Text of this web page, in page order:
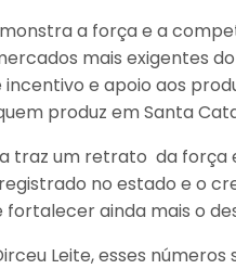
a força e a
mais exigentes
e apoio aos
produz em Santa
traz um retrato da
no estado e o
ainda mais o
Leite, esses